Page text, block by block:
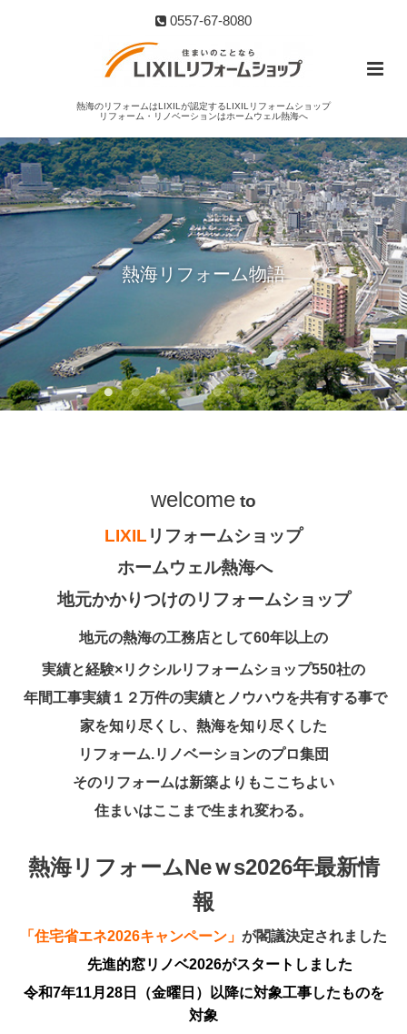
0557-67-8080
熱海のリフォームはLIXILが認定するLIXILリフォームショップ
リフォーム・リノベーションはホームウェル熱海へ
熱海リフォーム物語
熱海を満喫する
welcome to
LIXIL リフォームショップ
ホームウェル熱海へ
地元かかりつけのリフォームショップ
地元の熱海の工務店として60年以上の
実績と経験×リクシルリフォームショップ550社の
年間工事実績１２万件の実績とノウハウを共有する事で
家を知り尽くし、熱海を知り尽くした
リフォーム.リノベーションのプロ集団
そのリフォームは新築よりもここちよい
住まいはここまで生まれ変わる。
熱海リフォームNeｗs2026年最新情
報
「住宅省エネ2026キャンペーン」 が閣議決定されました
先進的窓リノベ2026がスタートしました
令和7年11月28日（金曜日）以降に対象工事したものを
対象